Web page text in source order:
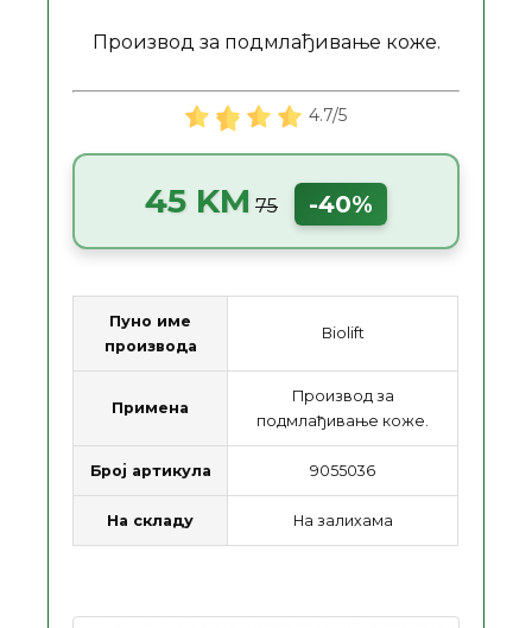
Производ за подмлађивање коже.
4.7/5
45 KM 75 -40%
Пуно име
производа
Biolift
Примена
Производ за
подмлађивање коже.
Број артикула 9055036
На складу На залихама